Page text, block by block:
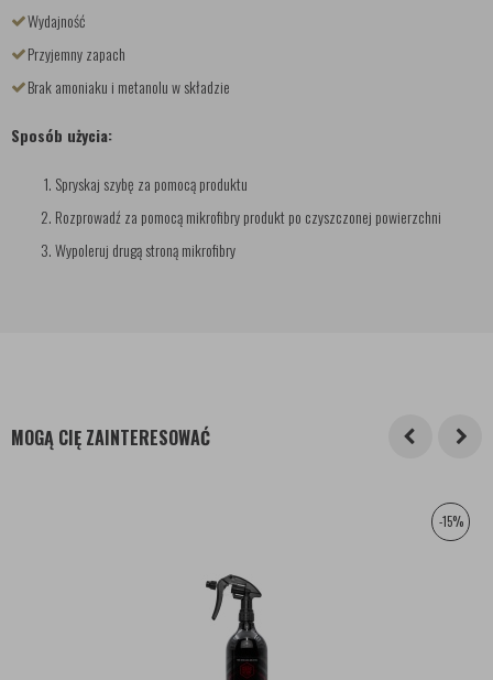
Wydajność
Przyjemny zapach
Brak amoniaku i metanolu w składzie
Sposób użycia:
Spryskaj szybę za pomocą produktu
Rozprowadź za pomocą mikrofibry produkt po czyszczonej powierzchni
Wypoleruj drugą stroną mikrofibry
MOGĄ CIĘ ZAINTERESOWAĆ
-15%